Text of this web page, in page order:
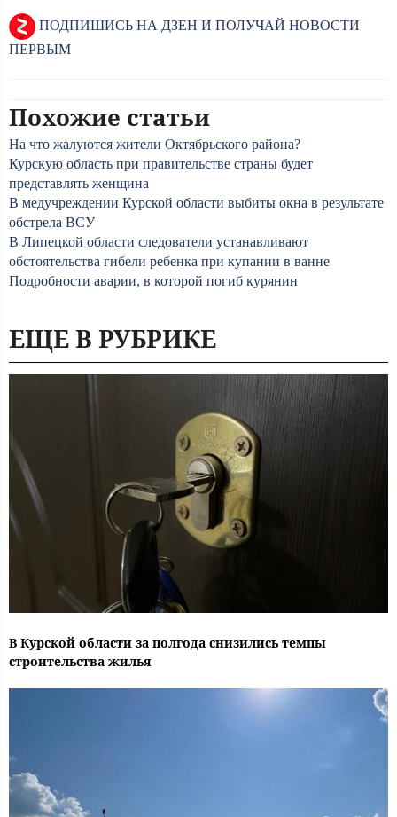
ПОДПИШИСЬ НА ДЗЕН И ПОЛУЧАЙ НОВОСТИ
ПЕРВЫМ
Похожие статьи
На что жалуются жители Октябрьского района?
Курскую область при правительстве страны будет
представлять женщина
В медучреждении Курской области выбиты окна в результате
обстрела ВСУ
В Липецкой области следователи устанавливают
обстоятельства гибели ребенка при купании в ванне
Подробности аварии, в которой погиб курянин
ЕЩЕ В РУБРИКЕ
В Курской области за полгода снизились темпы
строительства жилья